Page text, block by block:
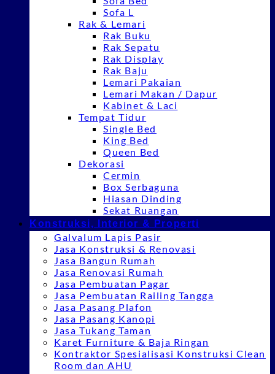
Sofa L
Rak & Lemari
Rak Buku
Rak Sepatu
Rak Display
Rak Baju
Lemari Pakaian
Lemari Makan / Dapur
Kabinet & Laci
Tempat Tidur
Single Bed
King Bed
Queen Bed
Dekorasi
Cermin
Box Serbaguna
Hiasan Dinding
Sekat Ruangan
Konstruksi, Interior & Properti
Galvalum Lapis Pasir
Jasa Konstruksi & Renovasi
Jasa Bangun Rumah
Jasa Renovasi Rumah
Jasa Pembuatan Pagar
Jasa Pembuatan Railing Tangga
Jasa Pasang Plafon
Jasa Pasang Kanopi
Jasa Tukang Taman
Karet Furniture & Baja Ringan
Kontraktor Spesialisasi Konstruksi Clean
Room dan AHU